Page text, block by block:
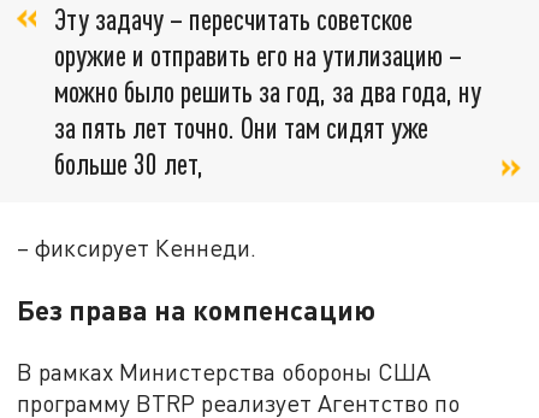
Эту задачу – пересчитать советское
оружие и отправить его на утилизацию –
можно было решить за год, за два года, ну
за пять лет точно. Они там сидят уже
больше 30 лет,
– фиксирует Кеннеди.
Без права на компенсацию
В рамках Министерства обороны США
программу BTRP реализует Агентство по